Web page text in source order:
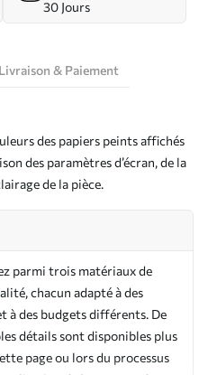
30 Jours
Livraison & Paiement
des papiers peints affichés
des paramètres d’écran, de la
de la pièce.
parmi trois matériaux de
chacun adapté à des
à des budgets différents. De
détails sont disponibles plus
page ou lors du processus